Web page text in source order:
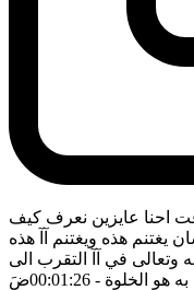
احنا عايزين نعرف كيف
يغتنم هذه ويغتنم آآ هذه
وتعالى في آآ التقرب الى
هو الخلوة - 00:01:26 ضَ